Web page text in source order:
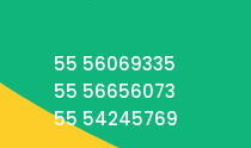
55 56069335
55 56656073
55 54245769